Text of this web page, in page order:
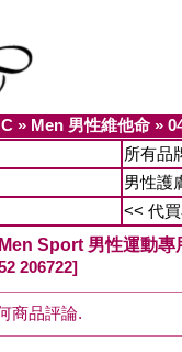
» Men 男性維他命 »
所有品
男性護
<< 代
Sport 男性運動專
206722]
商品評論.